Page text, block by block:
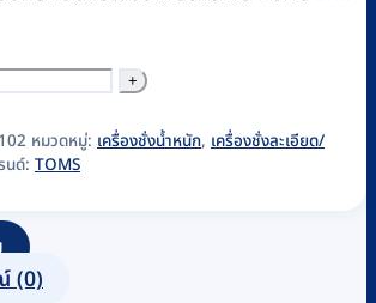
หมวดหมู่: เครื่องชั่งน้ำหนัก, เครื่องชั่งละเอียด/
นด์: TOMS
(0)